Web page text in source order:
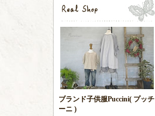
ブランド子供服Puccini( プッチ
ーニ )